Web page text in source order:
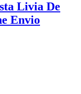
Livia De
Envio